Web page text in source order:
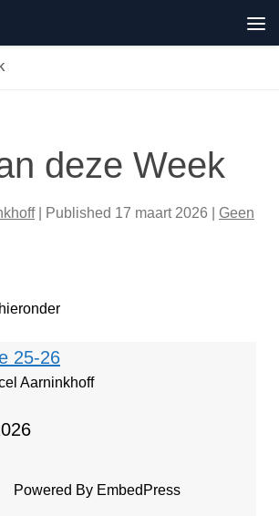
deze Week
| Published 17 maart 2026
Geen
25-26
Aarninkhoff
Powered By EmbedPress